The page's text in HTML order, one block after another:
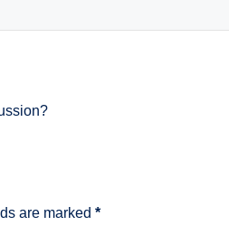
are marked *